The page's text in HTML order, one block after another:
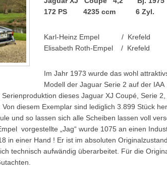
172 PS 4235 ccm 6 Zyl.
Karl-Heinz Empel / Krefeld
Elisabeth Roth-Empel / Krefeld
Im Jahr 1973 wurde das wohl
Modell der Jaguar Serie 2 auf der IAA
dieses Jaguar XJ Coupé, Serie 2,
diesem Exemplar sind lediglich 3.899 Stück
und so lassen sich alle Scheiben lassen voll
vorgestellte „Jag“ wurde 1075 an einen
in einer Hand ! Er ist im absoluten
technisch aufwändig überarbeitet. Für die